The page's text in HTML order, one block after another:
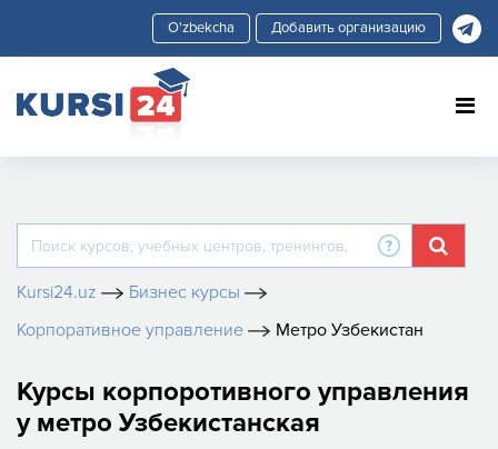
Добавить организацию
Kursi24.uz
Бизнес курсы
Корпоративное управление
Метро Узбекистан
Курсы корпоротивного управления
у метро Узбекистанская